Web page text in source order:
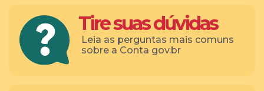
Tire suas dúvidas
Leia as perguntas mais comuns
sobre a Conta gov.br